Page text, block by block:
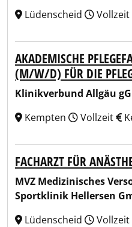
Lüdenscheid
Vollzeit
AKADEMISCHE
(M/W/D) FÜR DIE
Klinikverbund Allgäu
Kempten
Vollzeit
FACHARZT FÜR
MVZ Medizinisches
Sportklinik Hellersen
Lüdenscheid
Vollzeit